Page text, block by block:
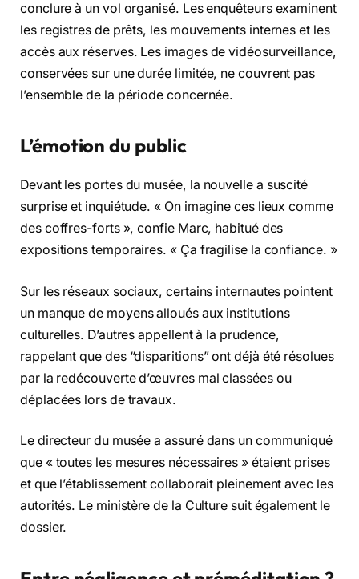
conclure à un vol organisé. Les enquêteurs examinent
les registres de prêts, les mouvements internes et les
accès aux réserves. Les images de vidéosurveillance,
conservées sur une durée limitée, ne couvrent pas
l’ensemble de la période concernée.
L’émotion du public
Devant les portes du musée, la nouvelle a suscité
surprise et inquiétude. « On imagine ces lieux comme
des coffres-forts », confie Marc, habitué des
expositions temporaires. « Ça fragilise la confiance. »
Sur les réseaux sociaux, certains internautes pointent
un manque de moyens alloués aux institutions
culturelles. D’autres appellent à la prudence,
rappelant que des “disparitions” ont déjà été résolues
par la redécouverte d’œuvres mal classées ou
déplacées lors de travaux.
Le directeur du musée a assuré dans un communiqué
que « toutes les mesures nécessaires » étaient prises
et que l’établissement collaborait pleinement avec les
autorités. Le ministère de la Culture suit également le
dossier.